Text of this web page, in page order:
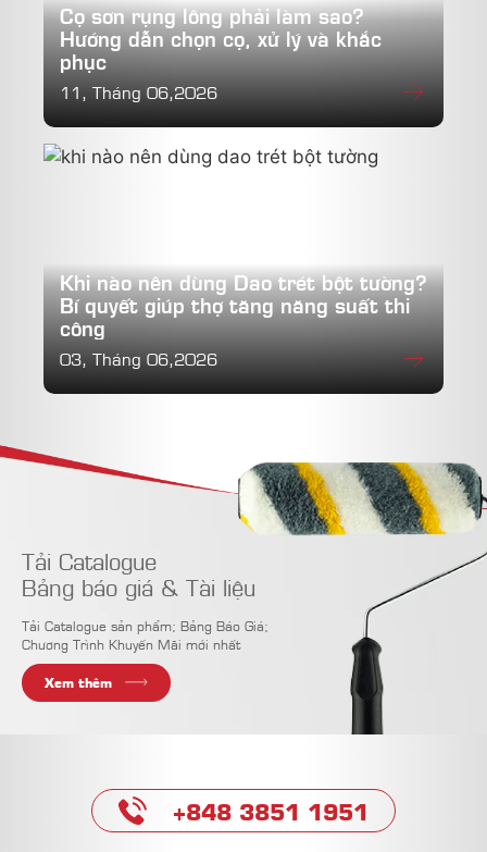
Cọ sơn rụng lông phải làm sao?
Hướng dẫn chọn cọ, xử lý và khắc
phục
11, Tháng 06,2026
Khi nào nên dùng Dao trét bột tường?
Bí quyết giúp thợ tăng năng suất thi
công
03, Tháng 06,2026
Tải Catalogue
Bảng báo giá & Tài liệu
Tải Catalogue sản phẩm; Bảng Báo Giá;
Chương Trình Khuyến Mãi mới nhất
Xem thêm
+848 3851 1951